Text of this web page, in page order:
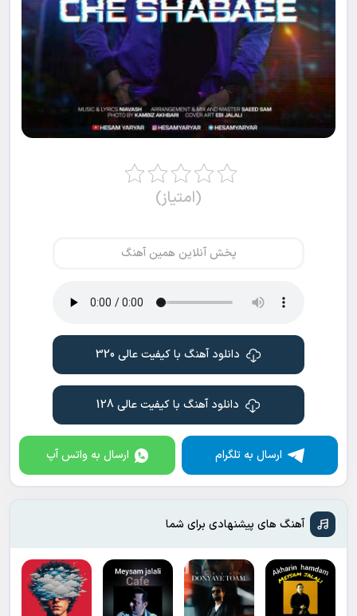
(امتیاز)
پخش آنلاین همین آهنگ
دانلود آهنگ با کیفیت عالی 320
دانلود آهنگ با کیفیت عالی 128
ارسال به تلگرام ارسال به واتس آپ
آهنگ های پیشنهادی برای شما